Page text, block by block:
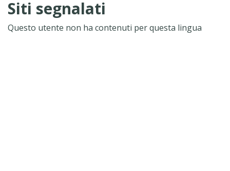
Siti segnalati
Questo utente non ha contenuti per questa lingua